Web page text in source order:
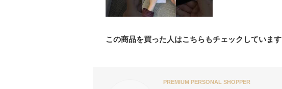
この商品を買った人はこちらもチェックしています
PREMIUM PERSONAL SHOPPER